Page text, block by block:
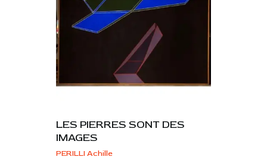
LES PIERRES SONT DES
IMAGES
PERILLI Achille